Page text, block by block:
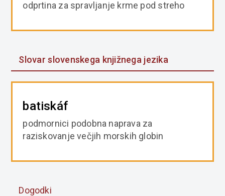
odprtina za spravljanje krme pod streho
Slovar slovenskega knjižnega jezika
batiskáf
podmornici podobna naprava za
raziskovanje večjih morskih globin
Dogodki